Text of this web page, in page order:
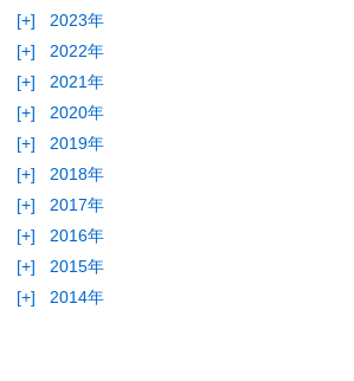
[+]
2023年
[+]
2022年
[+]
2021年
[+]
2020年
[+]
2019年
[+]
2018年
[+]
2017年
[+]
2016年
[+]
2015年
[+]
2014年